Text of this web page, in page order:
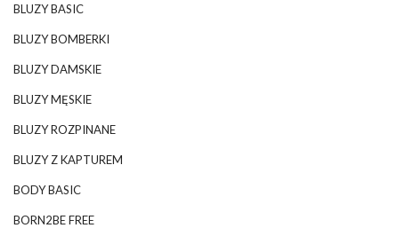
BLUZY BASIC
BLUZY BOMBERKI
BLUZY DAMSKIE
BLUZY MĘSKIE
BLUZY ROZPINANE
BLUZY Z KAPTUREM
BODY BASIC
BORN2BE FREE